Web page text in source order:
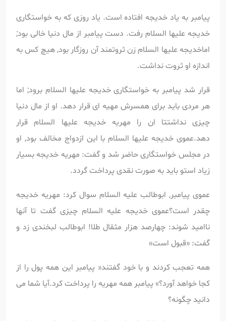
پیامبر به یاد خدیجه افتاده است. یاد روزی که به خواستگاری
خدیجه علیها السلام رفت. دست پیامبر از مال دنیا خالی بود;
اماخدیجه علیها السلام زن ثروتمند آن روزگار بود, هیچ کس به
اندازه او ثروت نداشت.
قرار شد پیامبر به خواستگاری خدیجه علیها السلام برود; اما
هر مردی باید برای همسرش مهیه ای قرار دهد. او از مال دنیا
چیزی نداشتتا ان را مهریه خدیجه علیها السلام قرار
دهد.عموی خدیجه علیها السلام با این ازدواج مخالف بود, او
در مجلس خواستگاری حاضر شد و گفت: مهریه خدیجه بسیار
زیاد استو باید به صورت نقدی پرداخت گردد.
عموی پیامبر, ابوطالب علیه السلام سوال کرد: مهریه خدیجه
چقدر است؟عموی خدیجه علیه السلام چیزی گفت تا آنها
ناامید شوند: چهارصد هزار مثقال طلا! ابوطالب لبخندی زد و
گفت: «قبول است»
همه تعجب کردند و با خود گفتند« پیامبر این همه پول را از
کجا خواهد آورد؟» پیامبر همه مهریه را پرداخت کرد.آیا شما می
دانید چگونه؟